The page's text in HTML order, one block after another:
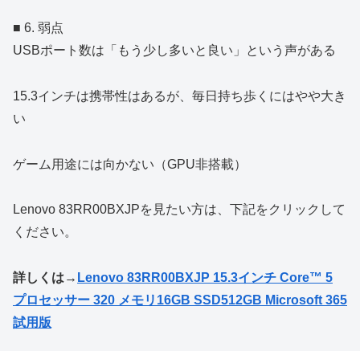
■ 6. 弱点
USBポート数は「もう少し多いと良い」という声がある
15.3インチは携帯性はあるが、毎日持ち歩くにはやや大き
い
ゲーム用途には向かない（GPU非搭載）
Lenovo 83RR00BXJPを見たい方は、下記をクリックして
ください。
詳しくは→ Lenovo 83RR00BXJP 15.3インチ Core™ 5
プロセッサー 320 メモリ16GB SSD512GB Microsoft 365
試用版